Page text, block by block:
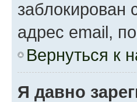
адрес email,
Вернуться к
Я давно